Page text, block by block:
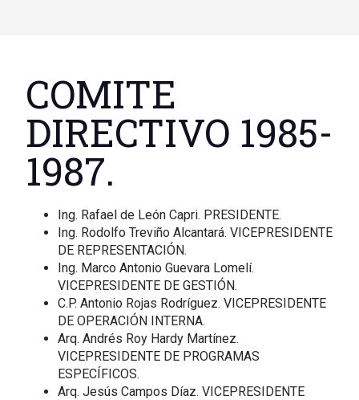
COMITE
DIRECTIVO 1985-
1987.
Ing. Rafael de León Capri. PRESIDENTE.
Ing. Rodolfo Treviño Alcantará. VICEPRESIDENTE
DE REPRESENTACIÓN.
Ing. Marco Antonio Guevara Lomelí.
VICEPRESIDENTE DE GESTIÓN.
C.P. Antonio Rojas Rodríguez. VICEPRESIDENTE
DE OPERACIÓN INTERNA.
Arq. Andrés Roy Hardy Martínez.
VICEPRESIDENTE DE PROGRAMAS
ESPECÍFICOS.
Arq. Jesús Campos Díaz. VICEPRESIDENTE